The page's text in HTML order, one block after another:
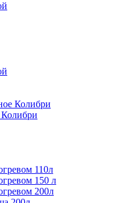
Колибри
Колибри
110л
150 л
200л